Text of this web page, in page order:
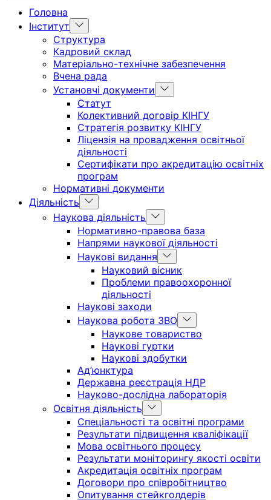
Головна
Інститут
Show
sub
menu
Структура
Кадровий склад
Матеріально-технічне забезпечення
Вчена рада
Установчі документи
Show
sub
Статут
Колективний договір КІНГУ
Стратегія розвитку КІНГУ
Ліцензія на провадження освітньої
діяльності
Сертифікати про акредитацію освітніх
програм
Нормативні документи
Діяльність
Show
sub
menu
Наукова діяльність
Show
sub
menu
Нормативно-правова база
Напрями наукової діяльності
Наукові видання
Show
sub
menu
Науковий вісник
Проблеми правоохоронної
діяльності
Наукові заходи
Наукова робота ЗВО Show
sub
menu
Наукове товариство
Наукові гуртки
Наукові здобутки
Ад’юнктура
Державна реєстрація НДР
Науково-дослідна лабораторія
Освітня діяльність
Show
sub
menu
Спеціальності та освітні програми
Результати підвищення кваліфікації
Мова освітнього процесу
Результати моніторингу якості освіти
Акредитація освітніх програм
Договори про співробітництво
Опитування стейкголдерів